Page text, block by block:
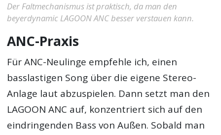
Der Faltmechanismus ist praktisch, da man den
beyerdynamic LAGOON ANC besser verstauen kann.
ANC-Praxis
Für ANC-Neulinge empfehle ich, einen
basslastigen Song über die eigene Stereo-
Anlage laut abzuspielen. Dann setzt man den
LAGOON ANC auf, konzentriert sich auf den
eindringenden Bass von Außen. Sobald man